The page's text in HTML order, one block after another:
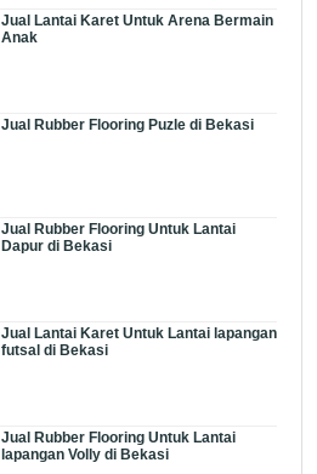
Jual Lantai Karet Untuk Arena Bermain
Anak
Jual Rubber Flooring Puzle di Bekasi
Jual Rubber Flooring Untuk Lantai
Dapur di Bekasi
Jual Lantai Karet Untuk Lantai lapangan
futsal di Bekasi
Jual Rubber Flooring Untuk Lantai
lapangan Volly di Bekasi